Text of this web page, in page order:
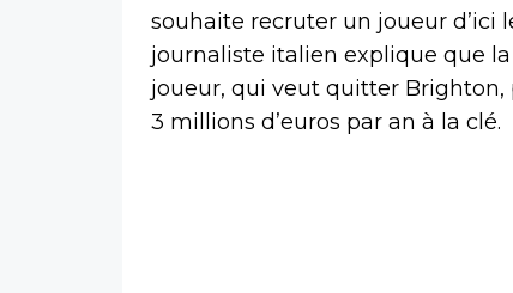
souhaite recruter un joueur d’ici
journaliste italien explique que
joueur, qui veut quitter Brighton,
3 millions d’euros par an à la clé.